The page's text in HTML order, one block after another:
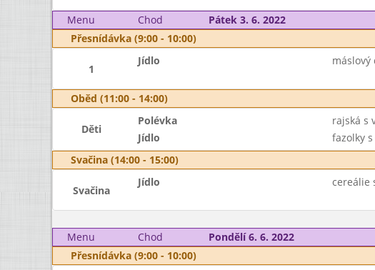
Menu Chod Pátek 3. 6. 2022
Přesnídávka (9:00 - 10:00)
1
Jídlo máslový
Oběd (11:00 - 14:00)
Děti
Polévka rajská s
Jídlo
fazolky
Svačina (14:00 - 15:00)
Svačina
Jídlo cereálie
Menu
Chod Pondělí 6. 6. 2022
Přesnídávka (9:00 - 10:00)